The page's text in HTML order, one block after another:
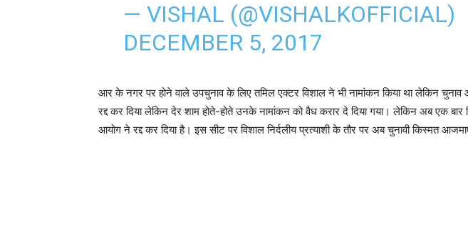
— VISHAL (@VISHALKOFFICIAL)
DECEMBER 5, 2017
आर के नगर पर होने वाले उपचुनाव के लिए तमिल एक्टर विशाल ने भी नामांकन किया था लेकिन
रद्द कर दिया लेकिन देर शाम होते-होते उनके नामांकन को वैध करार दे दिया गया। लेकिन अब एक
आयोग ने रद्द कर दिया है। इस सीट पर विशाल निर्दलीय प्रत्याशी के तौर पर अब चुनावी किस्मत